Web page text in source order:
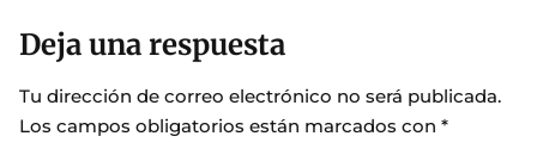
Deja una respuesta
Tu dirección de correo electrónico no será publicada.
Los campos obligatorios están marcados con *